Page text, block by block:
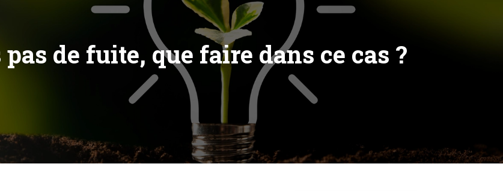
de fuite, que faire dans ce cas ?